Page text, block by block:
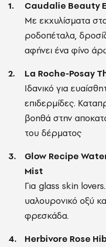
Caudalie Beauty
Με εκχυλίσματα
ροδοπέταλα,
αφήνει ένα φίνο
La Roche-Posay
Ιδανικό για
επιδερμίδες.
βοηθά στην
του δέρματος
Glow Recipe
Mist
Για glass skin
υαλουρονικό οξύ
φρεσκάδα.
Herbivore Rose